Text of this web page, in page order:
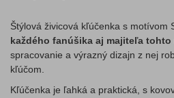
Štýlová živicová kľúčenka s motívom
každého fanúšika aj majiteľa tohto
spracovanie a výrazný dizajn z nej
kľúčom.
Kľúčenka je ľahká a praktická, s